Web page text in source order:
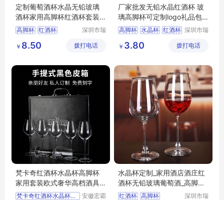
定制葡萄酒杯水晶无铅玻璃
酒杯家用高脚杯红酒杯套装
礼盒
高脚杯 红酒杯
深圳市瑞
品有限公
￥ 8.50 拨打电话
厂家批发无铅水晶红酒杯 玻
璃高脚杯可定制logo礼品包
装
高脚杯 水晶杯 红酒杯 深圳市瑞
品有限公
￥ 3.80 拨打电话
梵卡奇红酒杯水晶杯高脚杯
家用套装欧式奢华高档酒具
波尔多手工杯
梵卡奇红酒杯水晶杯高脚杯
安徽宏霸
水晶杯定制_家用酒店酒庄红
酒杯无铅玻璃葡萄酒_高脚杯
玻璃杯制品
红酒杯 高脚杯
深圳市瑞